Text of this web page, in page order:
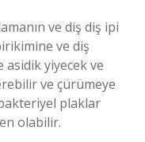
ve diş diş ipi
ve diş
asidik yiyecek ve
ve çürümeye
plaklar
olabilir.